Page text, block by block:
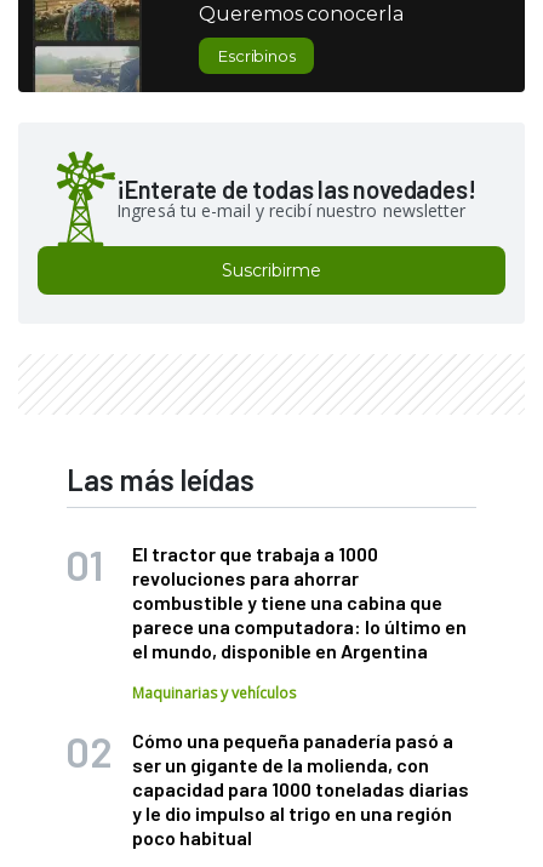
Queremos conocerla
Escribinos
¡Enterate de todas las novedades!
Ingresá tu e-mail y recibí nuestro newsletter
Suscribirme
Las más leídas
El tractor que trabaja a 1000
revoluciones para ahorrar
combustible y tiene una cabina que
parece una computadora: lo último en
el mundo, disponible en Argentina
Maquinarias y vehículos
Cómo una pequeña panadería pasó a
ser un gigante de la molienda, con
capacidad para 1000 toneladas diarias
y le dio impulso al trigo en una región
poco habitual